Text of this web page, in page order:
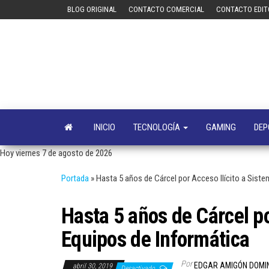
BLOG ORIGINAL CONTACTO COMERCIAL CONTACTO
INICIO TECNOLOGÍA GAMING
Hoy viernes 7 de agosto de 2026
Portada »Hasta 5 años de Cárcel por Acceso Ilícito a
Hasta 5 años de Cárcel
Equipos de Informática
abril 30, 2019 Por EDGAR AMIGÓN